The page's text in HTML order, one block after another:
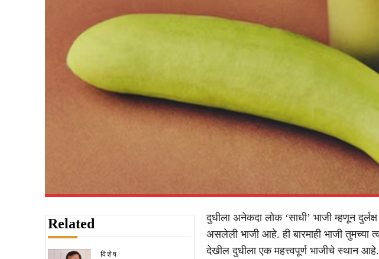
Related
विशेष
दुधीला अनेकदा लोक ‘साधी’ भाजी म्हणून
असलेली भाजी आहे. ही बारमाही भाजी तुमच्या
देखील दुधीला एक महत्त्वपूर्ण भाजीचे स्थान